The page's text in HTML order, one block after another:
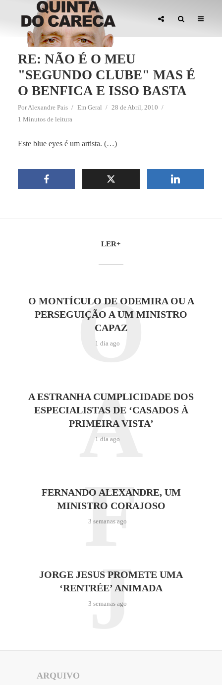
RE: NÃO É O MEU
"SEGUNDO CLUBE" MAS É
O BENFICA E ISSO BASTA
PorAlexandre Pais Em Geral
28 de Abril, 2010
1 Minutos de leitura
Este blue eyes é um artista. (…)
LER+
O MONTÍCULO DE ODEMIRA OU A
PERSEGUIÇÃO A UM MINISTRO
CAPAZ
1 dia ago
O
A ESTRANHA CUMPLICIDADE DOS
ESPECIALISTAS DE ‘CASADOS À
PRIMEIRA VISTA’
1 dia ago
A
FERNANDO ALEXANDRE, UM
MINISTRO CORAJOSO
3 semanas ago
F
JORGE JESUS PROMETE UMA
‘RENTRÉE’ ANIMADA
3 semanas ago
J
ARQUIVO